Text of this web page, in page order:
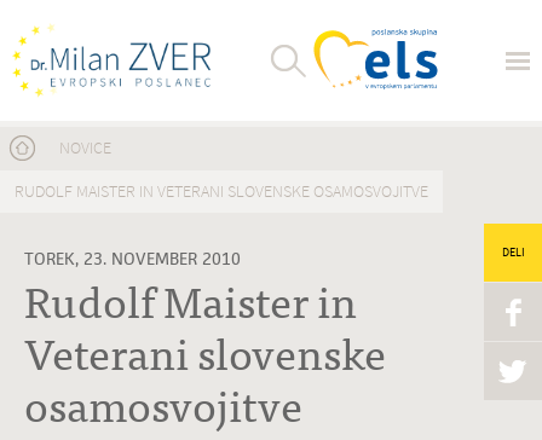
Nahajate se tukaj
NOVICE
RUDOLF MAISTER IN VETERANI SLOVENSKE OSAMOSVOJITVE
TOREK, 23. NOVEMBER 2010
Rudolf Maister in
Veterani slovenske
osamosvojitve
DELI